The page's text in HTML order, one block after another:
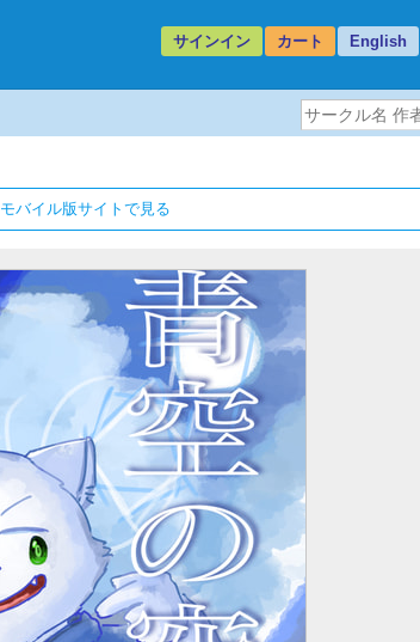
サインイン カート English
モバイル版サイトで見る